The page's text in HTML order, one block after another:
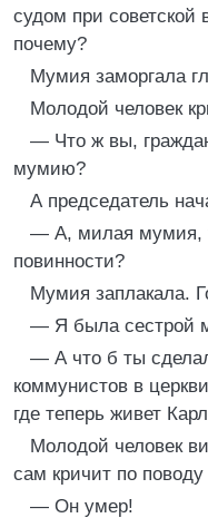
судом при
почему?
Мумия заморгала
Молодой человек
— Что ж вы,
мумию?
А председатель
— А, милая мумия,
повинности?
Мумия заплакала.
— Я была сестрой
— А что б ты
коммунистов в
где теперь живет
Молодой человек
сам кричит по
— Он умер!